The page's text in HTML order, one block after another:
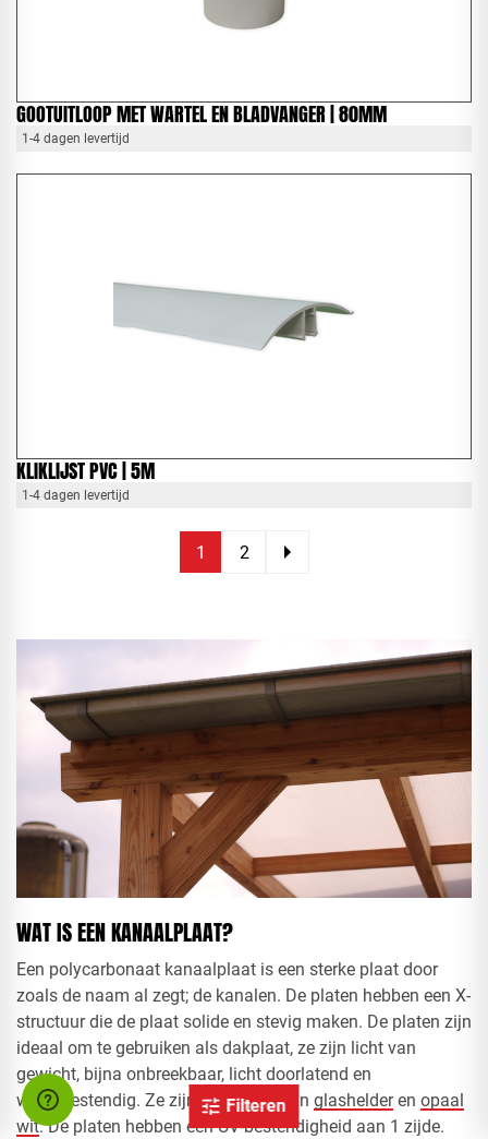
Filteren
GOOTUITLOOP MET WARTEL EN BLADVANGER | 80MM
1-4 dagen levertijd
KLIKLIJST PVC | 5M
1-4 dagen levertijd
1 2
WAT IS EEN KANAALPLAAT?
Een polycarbonaat kanaalplaat is een sterke plaat door
zoals de naam al zegt; de kanalen. De platen hebben een X-
structuur die de plaat solide en stevig maken. De platen zijn
ideaal om te gebruiken als dakplaat, ze zijn licht van
gewicht, bijna onbreekbaar, licht doorlatend en
weersbestendig. Ze zijn verkrijgbaar in glashelderen opaal
wit. De platen hebben een UV-bestendigheid aan 1 zijde.